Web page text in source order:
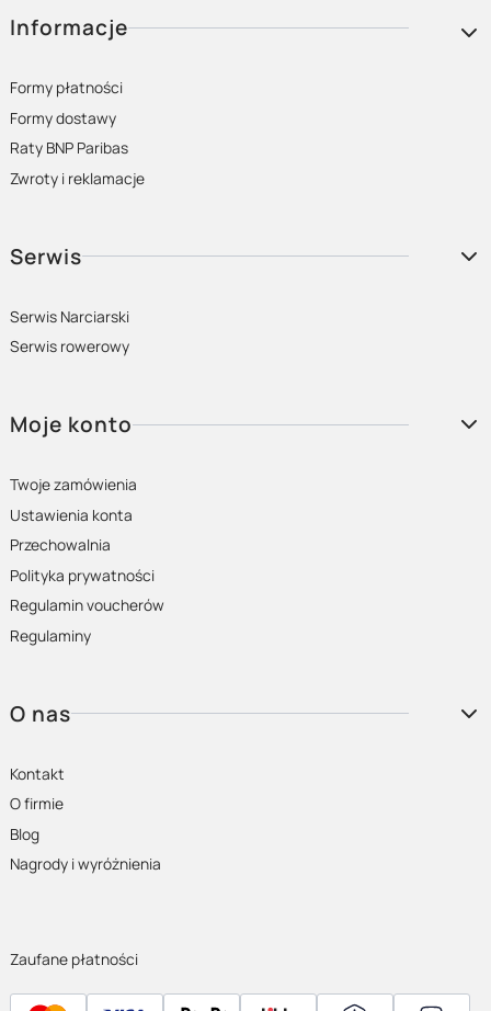
Linki w stopce
Informacje
Formy płatności
Formy dostawy
Raty BNP Paribas
Zwroty i reklamacje
Serwis
Serwis Narciarski
Serwis rowerowy
Moje konto
Twoje zamówienia
Ustawienia konta
Przechowalnia
Polityka prywatności
Regulamin voucherów
Regulaminy
O nas
Kontakt
O firmie
Blog
Nagrody i wyróżnienia
Zaufane płatności